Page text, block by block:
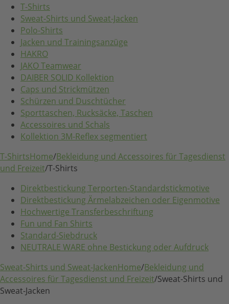
T-Shirts
Sweat-Shirts und Sweat-Jacken
Polo-Shirts
Jacken und Trainingsanzüge
HAKRO
JAKO Teamwear
DAIBER SOLID Kollektion
Caps und Strickmützen
Schürzen und Duschtücher
Sporttaschen, Rucksäcke, Taschen
Accessoires und Schals
Kollektion 3M-Reflex segmentiert
T-ShirtsHome/Bekleidung und Accessoires für Tagesdienst
und Freizeit/T-Shirts
Direktbestickung Terporten-Standardstickmotive
Direktbestickung Ärmelabzeichen oder Eigenmotive
Hochwertige Transferbeschriftung
Fun und Fan Shirts
Standard-Siebdruck
NEUTRALE WARE ohne Bestickung oder Aufdruck
Sweat-Shirts und Sweat-JackenHome/Bekleidung und
Accessoires für Tagesdienst und Freizeit/Sweat-Shirts und
Sweat-Jacken